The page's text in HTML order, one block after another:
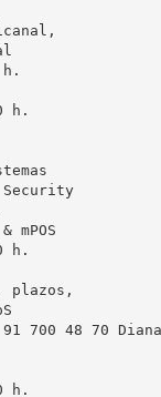
h.
mPOS
h.
plazos,
700 48 70
h.